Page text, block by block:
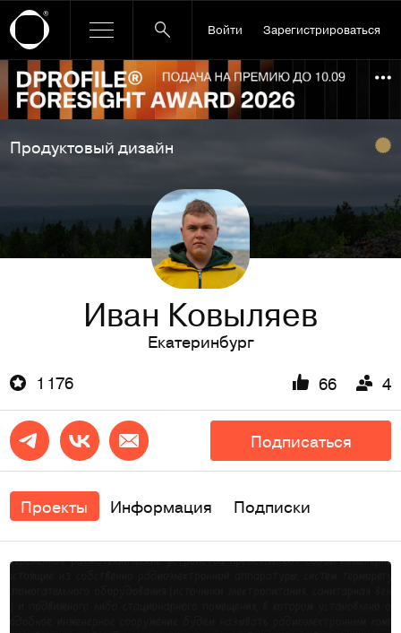
Войти Зарегистрироваться
Ссылка баннера
Продуктовый дизайн
Иван Ковыляев
Екатеринбург
1 176
66 4
Подписаться
Проекты Информация Подписки